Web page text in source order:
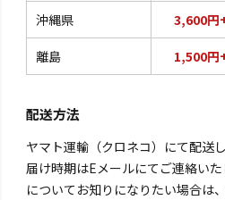
沖縄県 3,600円
離島 1,500円
配送方法
ヤマト運輸（クロネコ）にて配送
届け時期はEメールにてご連絡い
についてお知りになりたい場合は